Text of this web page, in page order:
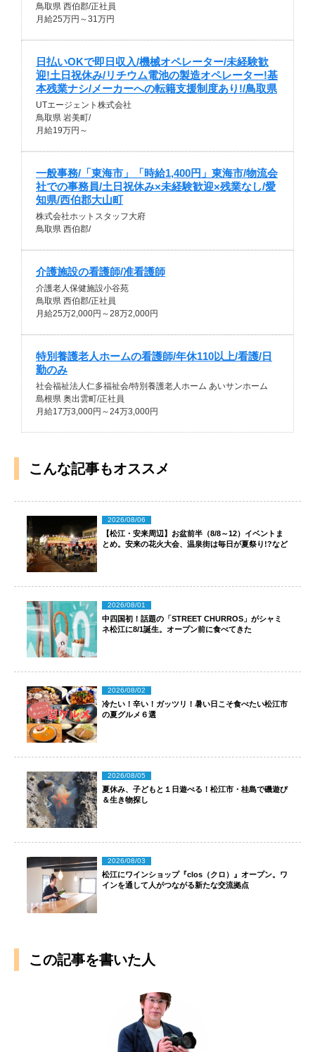
鳥取県 西伯郡/正社員
月給25万円～31万円
日払いOKで即日収入/機械オペレーター/未経験歓
迎!土日祝休み/リチウム電池の製造オペレーター!基
本残業ナシ/メーカーへの転籍支援制度あり!/鳥取県
UTエージェント株式会社
鳥取県 岩美町/
月給19万円～
一般事務/「東海市」「時給1,400円」東海市/物流会
社での事務員/土日祝休み×未経験歓迎×残業なし/愛
知県/西伯郡大山町
株式会社ホットスタッフ大府
鳥取県 西伯郡/
介護施設の看護師/准看護師
介護老人保健施設小谷苑
鳥取県 西伯郡/正社員
月給25万2,000円～28万2,000円
特別養護老人ホームの看護師/年休110以上/看護/日
勤のみ
社会福祉法人仁多福祉会/特別養護老人ホーム あいサンホーム
島根県 奥出雲町/正社員
月給17万3,000円～24万3,000円
こんな記事もオススメ
2026/08/06
【松江・安来周辺】お盆前半（8/8～12）イベントま
とめ。安来の花火大会、温泉街は毎日が夏祭り!?など
2026/08/01
中四国初！話題の「STREET CHURROS」がシャミ
ネ松江に8/1誕生。オープン前に食べてきた
2026/08/02
冷たい！辛い！ガッツリ！暑い日こそ食べたい松江市
の夏グルメ６選
2026/08/05
夏休み、子どもと１日遊べる！松江市・桂島で磯遊び
＆生き物探し
2026/08/03
松江にワインショップ『clos（クロ）』オープン。ワ
インを通して人がつながる新たな交流拠点
この記事を書いた人